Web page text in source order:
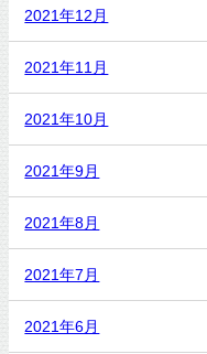
2021年12月
2021年11月
2021年10月
2021年9月
2021年8月
2021年7月
2021年6月